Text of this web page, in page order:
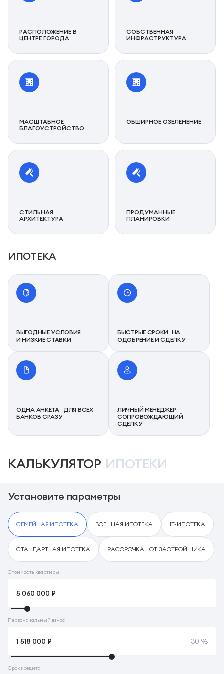
РАСПОЛОЖЕНИЕ В
ЦЕНТРЕ ГОРОДА
СОБСТВЕННАЯ
ИНФРАСТРУКТУРА
МАСШТАБНОЕ
БЛАГОУСТРОЙСТВО
ОБШИРНОЕ ОЗЕЛЕНЕНИЕ
СТИЛЬНАЯ
АРХИТЕКТУРА
ПРОДУМАННЫЕ
ПЛАНИРОВКИ
ИПОТЕКА
ВЫГОДНЫЕ УСЛОВИЯ
И НИЗКИЕ СТАВКИ
БЫСТРЫЕ СРОКИ НА
ОДОБРЕНИЕ И СДЕЛКУ
ОДНА АНКЕТА ДЛЯ ВСЕХ
БАНКОВ СРАЗУ
ЛИЧНЫЙ МЕНЕДЖЕР
СОПРОВОЖДАЮЩИЙ
СДЕЛКУ
КАЛЬКУЛЯТОР ИПОТЕКИ
Установите параметры
СЕМЕЙНАЯ ИПОТЕКА ВОЕННАЯ ИПОТЕКА IT-ИПОТЕКА
СТАНДАРТНАЯ ИПОТЕКА РАССРОЧКА ОТ ЗАСТРОЙЩИКА
Стоимость квартиры
Первоначальный взнос
30 %
Срок кредита